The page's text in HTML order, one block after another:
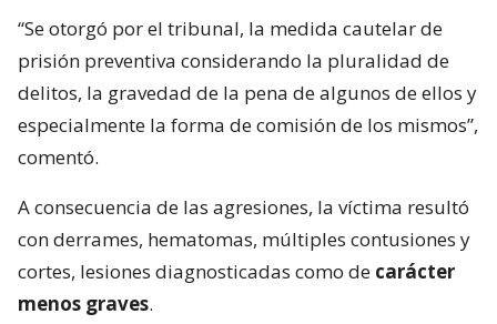
“Se otorgó por el tribunal, la medida cautelar de
prisión preventiva considerando la pluralidad de
delitos, la gravedad de la pena de algunos de ellos y
especialmente la forma de comisión de los mismos”,
comentó.
A consecuencia de las agresiones, la víctima resultó
con derrames, hematomas, múltiples contusiones y
cortes, lesiones diagnosticadas como de carácter
menos graves.